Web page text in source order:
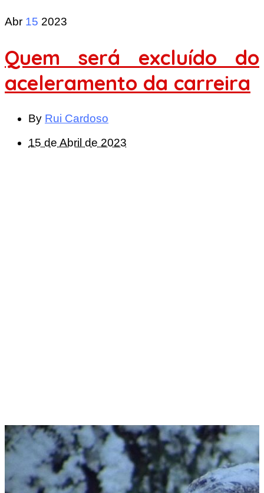
Abr 15 2023
Quem será excluído do
aceleramento da carreira
By Rui Cardoso
15 de Abril de 2023